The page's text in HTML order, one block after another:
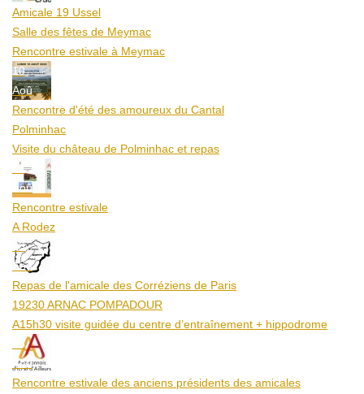
Amicale 19 Ussel
Salle des fêtes de Meymac
Rencontre estivale à Meymac
10
Aoû
Rencontre d'été des amoureux du Cantal
Polminhac
Visite du château de Polminhac et repas
12
Aoû
Rencontre estivale
A Rodez
23
Aoû
Repas de l'amicale des Corréziens de Paris
19230 ARNAC POMPADOUR
A15h30 visite guidée du centre d’entraînement + hippodrome
25
Aoû
Rencontre estivale des anciens présidents des amicales